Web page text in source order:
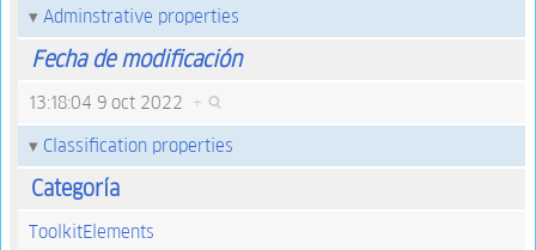
Adminstrative properties
Fecha de modificación
13:18:04 9 oct 2022 +
Classification properties
Categoría
ToolkitElements